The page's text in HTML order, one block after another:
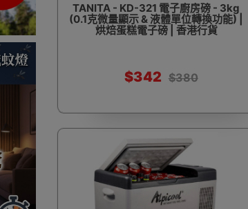
TANITA - KD-321 電子廚房磅 - 3kg
(0.1克微量顯示 & 液體單位轉換功能) |
烘焙蛋糕電子磅 | 香港行貨
$342 $380